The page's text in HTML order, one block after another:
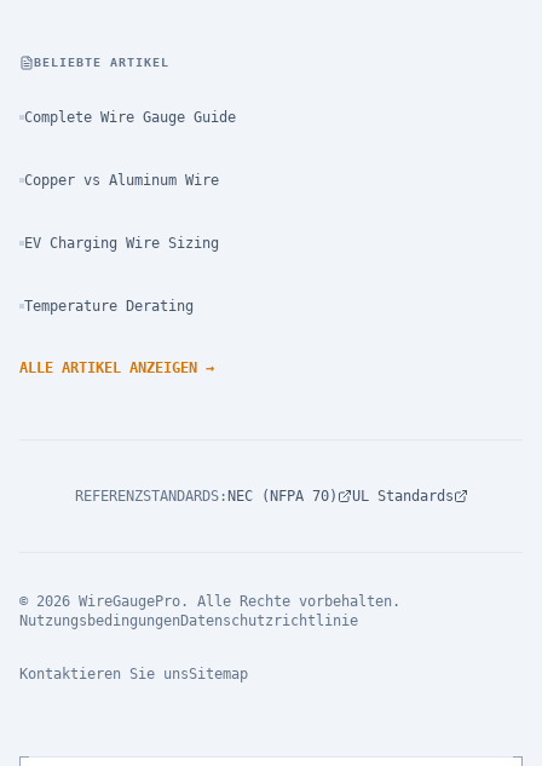
BELIEBTE ARTIKEL
Complete Wire Gauge Guide
Copper vs Aluminum Wire
EV Charging Wire Sizing
Temperature Derating
ALLE ARTIKEL ANZEIGEN →
REFERENZSTANDARDS: NEC (NFPA 70) UL Standards
© 2026 WireGaugePro. Alle Rechte vorbehalten.
Nutzungsbedingungen Datenschutzrichtlinie
Kontaktieren Sie unsSitemap